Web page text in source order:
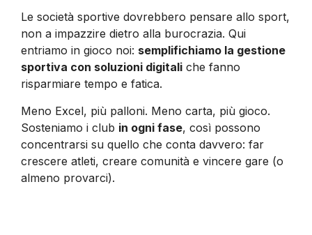
Le società sportive dovrebbero pensare allo sport,
non a impazzire dietro alla burocrazia. Qui
entriamo in gioco noi: semplifichiamo la gestione
sportiva con soluzioni digitali che fanno
risparmiare tempo e fatica.
Meno Excel, più palloni. Meno carta, più gioco.
Sosteniamo i club in ogni fase, così possono
concentrarsi su quello che conta davvero: far
crescere atleti, creare comunità e vincere gare (o
almeno provarci).